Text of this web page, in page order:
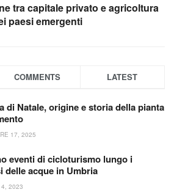
tra capitale privato e agricoltura
paesi emergenti
COMMENTS LATEST
di Natale, origine e storia della pianta
17, 2025
eventi di cicloturismo lungo i
delle acque in Umbria
2023